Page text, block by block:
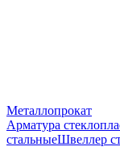
Металлопрокат
Арматура
стальныеШвеллер